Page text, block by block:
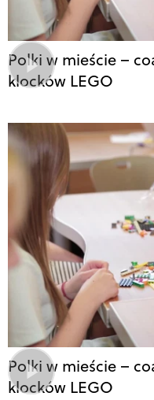
Polki w mieście –
klocków LEGO
Polki w mieście –
klocków LEGO